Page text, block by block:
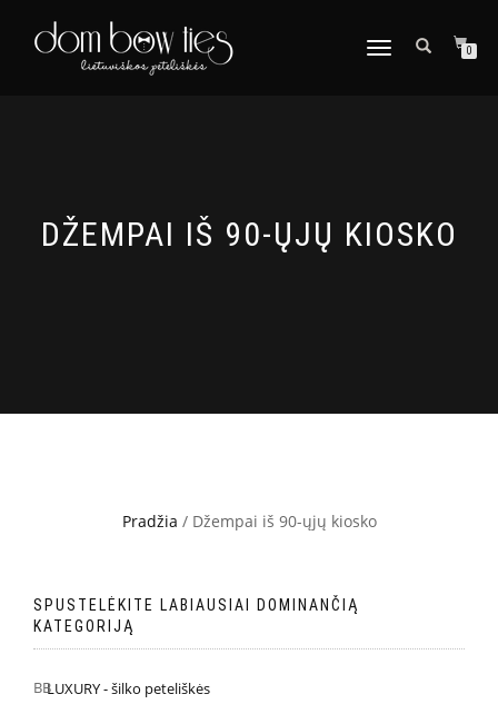
TOGGLE
0
DŽEMPAI IŠ 90-ŲJŲ KIOSKO
Pradžia / Džempai iš 90-ųjų kiosko
SPUSTELĖKITE LABIAUSIAI DOMINANČIĄ
KATEGORIJĄ
LUXURY - šilko peteliškės